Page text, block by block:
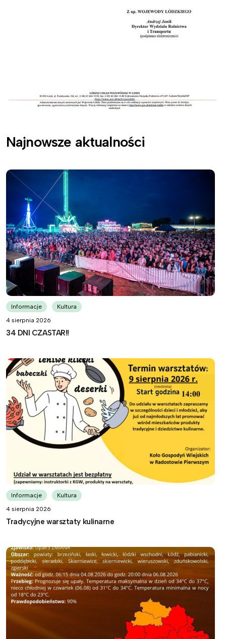
Najnowsze aktualności
Informacje
Kultura
4 sierpnia 2026
34 DNI CZASTAR!!
Informacje
Kultura
4 sierpnia 2026
Tradycyjne warsztaty kulinarne